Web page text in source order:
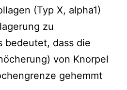
(Typ X, alpha1)
zu
bedeutet, dass die
von Knorpel
gehemmt